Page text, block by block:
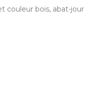
couleur bois, abat-jour